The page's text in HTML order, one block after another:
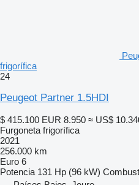
frigorífica
24
Peugeot Partner 1.5HDI
$ 415.100 EUR 8.950 ≈ US$
Furgoneta frigorífica
2021
256.000 km
Euro 6
Potencia 131 Hp (96 kW)